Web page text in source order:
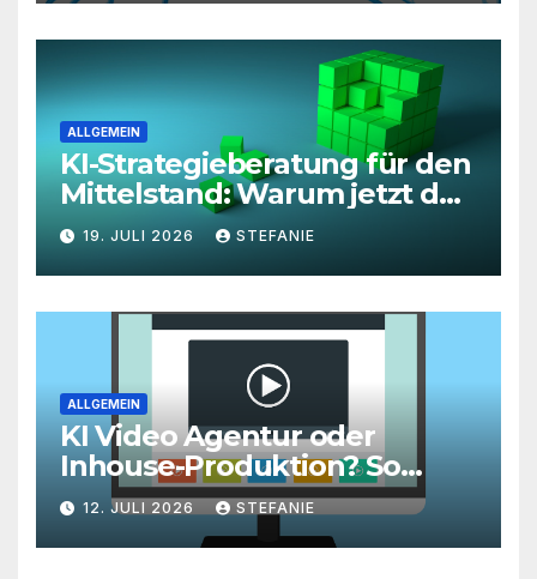
ALLGEMEIN
KI-Strategieberatung für den
Mittelstand: Warum jetzt der
richtige Zeitpunkt für eine
unternehmensweite KI-
Roadmap ist
19. JULI 2026 STEFANIE
ALLGEMEIN
KI Video Agentur oder
Inhouse-Produktion? So
finden Unternehmen den
richtigen Weg zu
skalierbarem Video-Content
12. JULI 2026 STEFANIE